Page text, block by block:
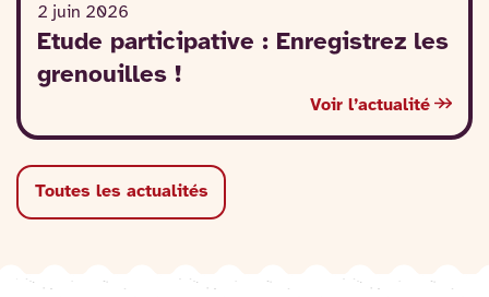
2 juin 2026
Etude participative : Enregistrez les
grenouilles !
Voir l’actualité
Toutes les actualités